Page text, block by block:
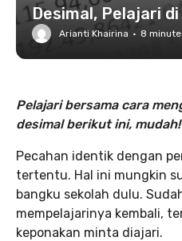
Desimal, Pelajari di
Arianti Khairina · 8
Pelajari bersama cara
desimal berikut ini, mudah!
Pecahan identik dengan
tertentu. Hal ini mungkin
bangku sekolah dulu.
mempelajarinya kembali,
keponakan minta diajari.